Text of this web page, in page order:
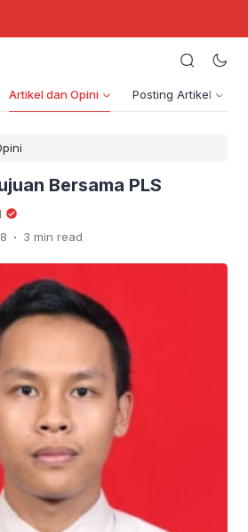
Artikel dan Opini Posting Artikel
Bersama PLS
. 3 min read